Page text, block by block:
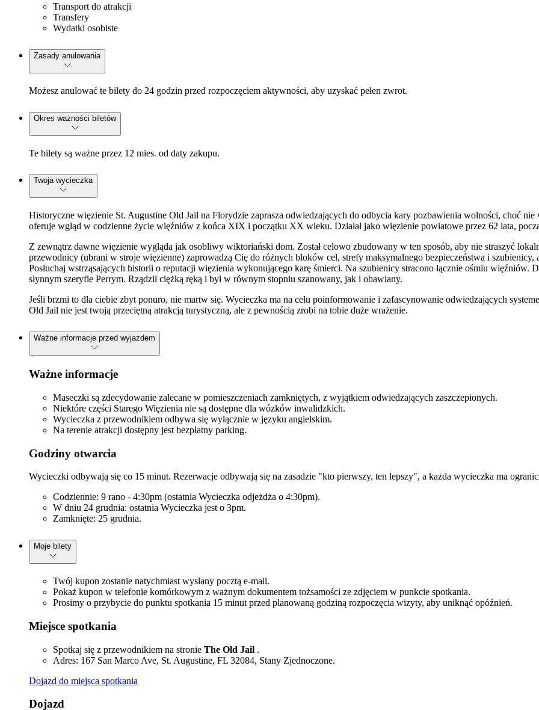
Transport do atrakcji
Transfery
Wydatki osobiste
Zasady anulowania
Możesz anulować te bilety do 24 godzin przed rozpoczęciem aktywności, aby uzyskać pełen zwrot.
Okres ważności biletów
Te bilety są ważne przez 12 mies. od daty zakupu.
Twoja wycieczka
Historyczne więzienie St. Augustine Old Jail na Florydzie zaprasza odwiedzających do odbycia kary pozbawienia wolności, choć nie
oferuje wgląd w codzienne życie więźniów z końca XIX i początku XX wieku. Działał jako więzienie powiatowe przez 62 lata,
Z zewnątrz dawne więzienie wygląda jak osobliwy wiktoriański dom. Został celowo zbudowany w ten sposób, aby nie straszyć
przewodnicy (ubrani w stroje więzienne) zaprowadzą Cię do różnych bloków cel, strefy maksymalnego bezpieczeństwa i szubienicy,
Posłuchaj wstrząsających historii o reputacji więzienia wykonującego karę śmierci. Na szubienicy stracono łącznie ośmiu
słynnym szeryfie Perrym. Rządził ciężką ręką i był w równym stopniu szanowany, jak i obawiany.
Jeśli brzmi to dla ciebie zbyt ponuro, nie martw się. Wycieczka ma na celu poinformowanie i zafascynowanie odwiedzających
Old Jail nie jest twoją przeciętną atrakcją turystyczną, ale z pewnością zrobi na tobie duże wrażenie.
Ważne informacje przed wyjazdem
Ważne informacje
Maseczki są zdecydowanie zalecane w pomieszczeniach zamkniętych, z wyjątkiem odwiedzających zaszczepionych.
Niektóre części Starego Więzienia nie są dostępne dla wózków inwalidzkich.
Wycieczka z przewodnikiem odbywa się wyłącznie w języku angielskim.
Na terenie atrakcji dostępny jest bezpłatny parking.
Godziny otwarcia
Wycieczki odbywają się co 15 minut. Rezerwacje odbywają się na zasadzie "kto pierwszy, ten lepszy", a każda wycieczka ma
Codziennie: 9 rano - 4:30pm (ostatnia Wycieczka odjeżdża o 4:30pm).
W dniu 24 grudnia: ostatnia Wycieczka jest o 3pm.
Zamknięte: 25 grudnia.
Moje bilety
Twój kupon zostanie natychmiast wysłany pocztą e-mail.
Pokaż kupon w telefonie komórkowym z ważnym dokumentem tożsamości ze zdjęciem w punkcie spotkania.
Prosimy o przybycie do punktu spotkania 15 minut przed planowaną godziną rozpoczęcia wizyty, aby uniknąć opóźnień.
Miejsce spotkania
Spotkaj się z przewodnikiem na stronie The Old Jail .
Adres: 167 San Marco Ave, St. Augustine, FL 32084, Stany Zjednoczone.
Dojazd do miejsca spotkania
Dojazd